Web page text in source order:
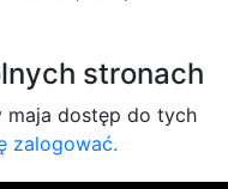
stronach
maja dostęp do tych
zalogować.